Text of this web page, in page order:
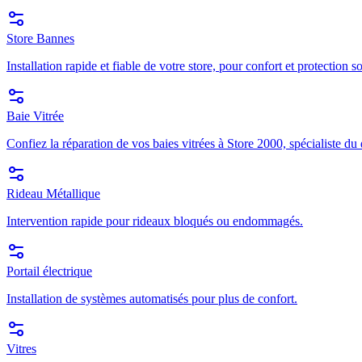
Store Bannes
Installation rapide et fiable de votre store, pour confort et protection
Baie Vitrée
Confiez la réparation de vos baies vitrées à Store 2000, spécialiste
Rideau Métallique
Intervention rapide pour rideaux bloqués ou endommagés.
Portail électrique
Installation de systèmes automatisés pour plus de confort.
Vitres